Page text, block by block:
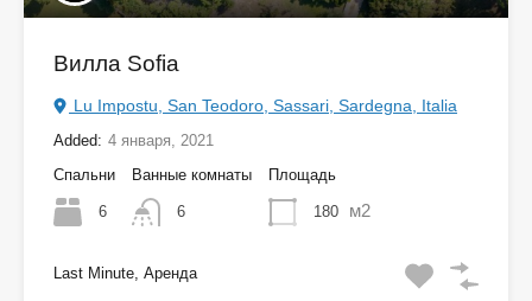
Вилла Sofia
Lu Impostu, San Teodoro, Sassari, Sardegna, Italia
Added: 4 января, 2021
Спальни
6
Ванные комнаты
6
Площадь
180 м2
Last Minute, Аренда